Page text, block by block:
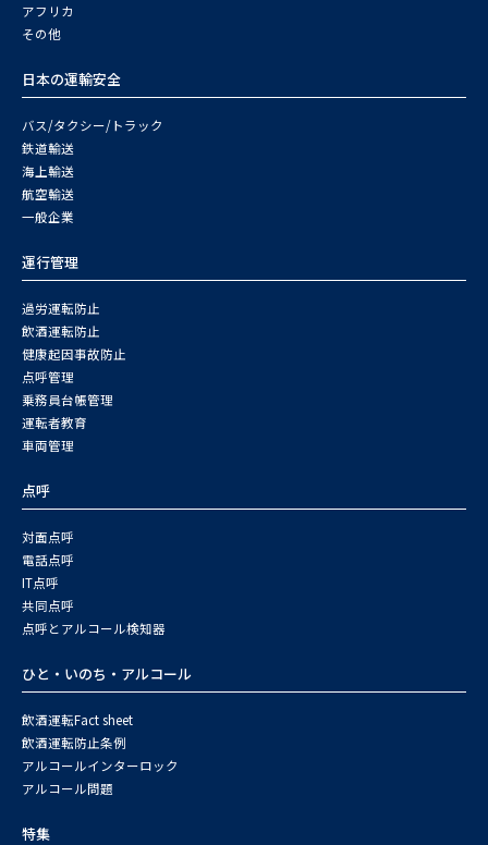
アフリカ
その他
日本の運輸安全
バス/タクシー/トラック
鉄道輸送
海上輸送
航空輸送
一般企業
運行管理
過労運転防止
飲酒運転防止
健康起因事故防止
点呼管理
乗務員台帳管理
運転者教育
車両管理
点呼
対面点呼
電話点呼
IT点呼
共同点呼
点呼とアルコール検知器
ひと・いのち・アルコール
飲酒運転Fact sheet
飲酒運転防止条例
アルコールインターロック
アルコール問題
特集